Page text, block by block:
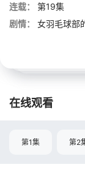
连载：
第19集
剧情：
女羽毛球部
在线观看
第1集 第2